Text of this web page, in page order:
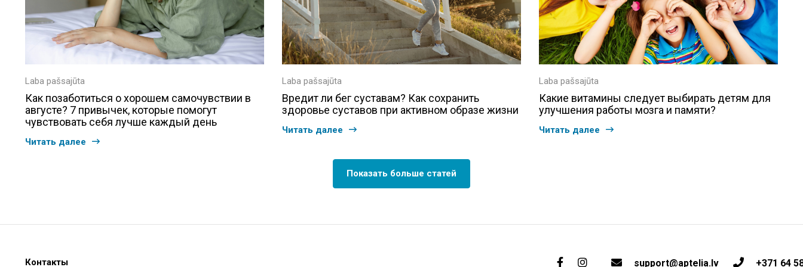
Laba pašsajūta
Как позаботиться о хорошем самочувствии в
августе? 7 привычек, которые помогут
чувствовать себя лучше каждый день
Читать далее
Laba pašsajūta
Вредит ли бег суставам? Как сохранить
здоровье суставов при активном образе жизни
Читать далее
Laba pašsajūta
Какие витамины следует выбирать детям для
улучшения работы мозга и памяти?
Читать далее
Показать больше статей
Контакты support@aptelia.lv +371 64